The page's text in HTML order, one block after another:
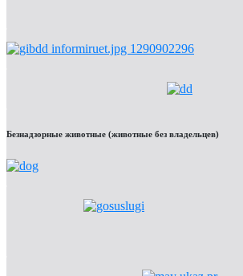
Безнадзорные животные (животные без владельцев)